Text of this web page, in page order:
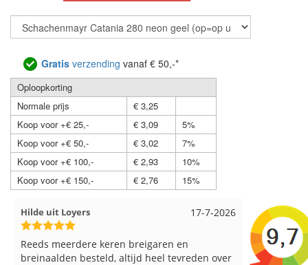
Gratis verzending vanaf € 50,-*
Oploopkorting
Normale prijs
€ 3,25
Koop voor +€ 25,-
€ 3,09
5%
Koop voor +€ 50,-
€ 3,02
7%
Koop voor +€ 100,-
€ 2,93
10%
Koop voor +€ 150,-
€ 2,76 15%
Loyers
keren breigaren en
besteld, altijd heel tevreden over
Loes uit EMMELOORD
Snelle levering en